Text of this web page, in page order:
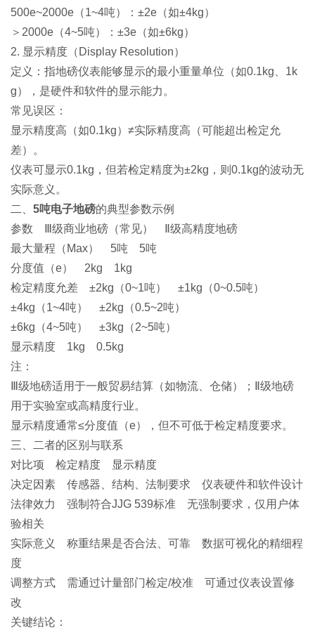
500e~2000e（1~4吨）：±2e（如±4kg）
＞2000e（4~5吨）：±3e（如±6kg）
2. 显示精度（Display Resolution）
定义：指地磅仪表能够显示的最小重量单位（如0.1kg、1k
g），是硬件和软件的显示能力。
常见误区：
显示精度高（如0.1kg）≠实际精度高（可能超出检定允
差）。
仪表可显示0.1kg，但若检定精度为±2kg，则0.1kg的波动无
实际意义。
二、5吨电子地磅的典型参数示例
参数 Ⅲ级商业地磅（常见） Ⅱ级高精度地磅
最大量程（Max） 5吨 5吨
分度值（e） 2kg 1kg
检定精度允差 ±2kg（0~1吨） ±1kg（0~0.5吨）
±4kg（1~4吨） ±2kg（0.5~2吨）
±6kg（4~5吨） ±3kg（2~5吨）
显示精度 1kg 0.5kg
注：
Ⅲ级地磅适用于一般贸易结算（如物流、仓储）；Ⅱ级地磅
用于实验室或高精度行业。
显示精度通常≤分度值（e），但不可低于检定精度要求。
三、二者的区别与联系
对比项 检定精度 显示精度
决定因素 传感器、结构、法制要求 仪表硬件和软件设计
法律效力 强制符合JJG 539标准 无强制要求，仅用户体
验相关
实际意义 称重结果是否合法、可靠 数据可视化的精细程
度
调整方式 需通过计量部门检定/校准 可通过仪表设置修
改
关键结论：